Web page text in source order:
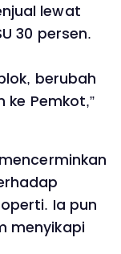
lewat
30 persen.
berubah
Pemkot,”
Ia pun
menyikapi